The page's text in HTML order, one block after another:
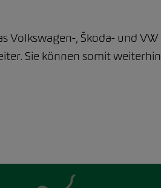
Volkswagen-, Škoda- und VW
Sie können somit weiterhin